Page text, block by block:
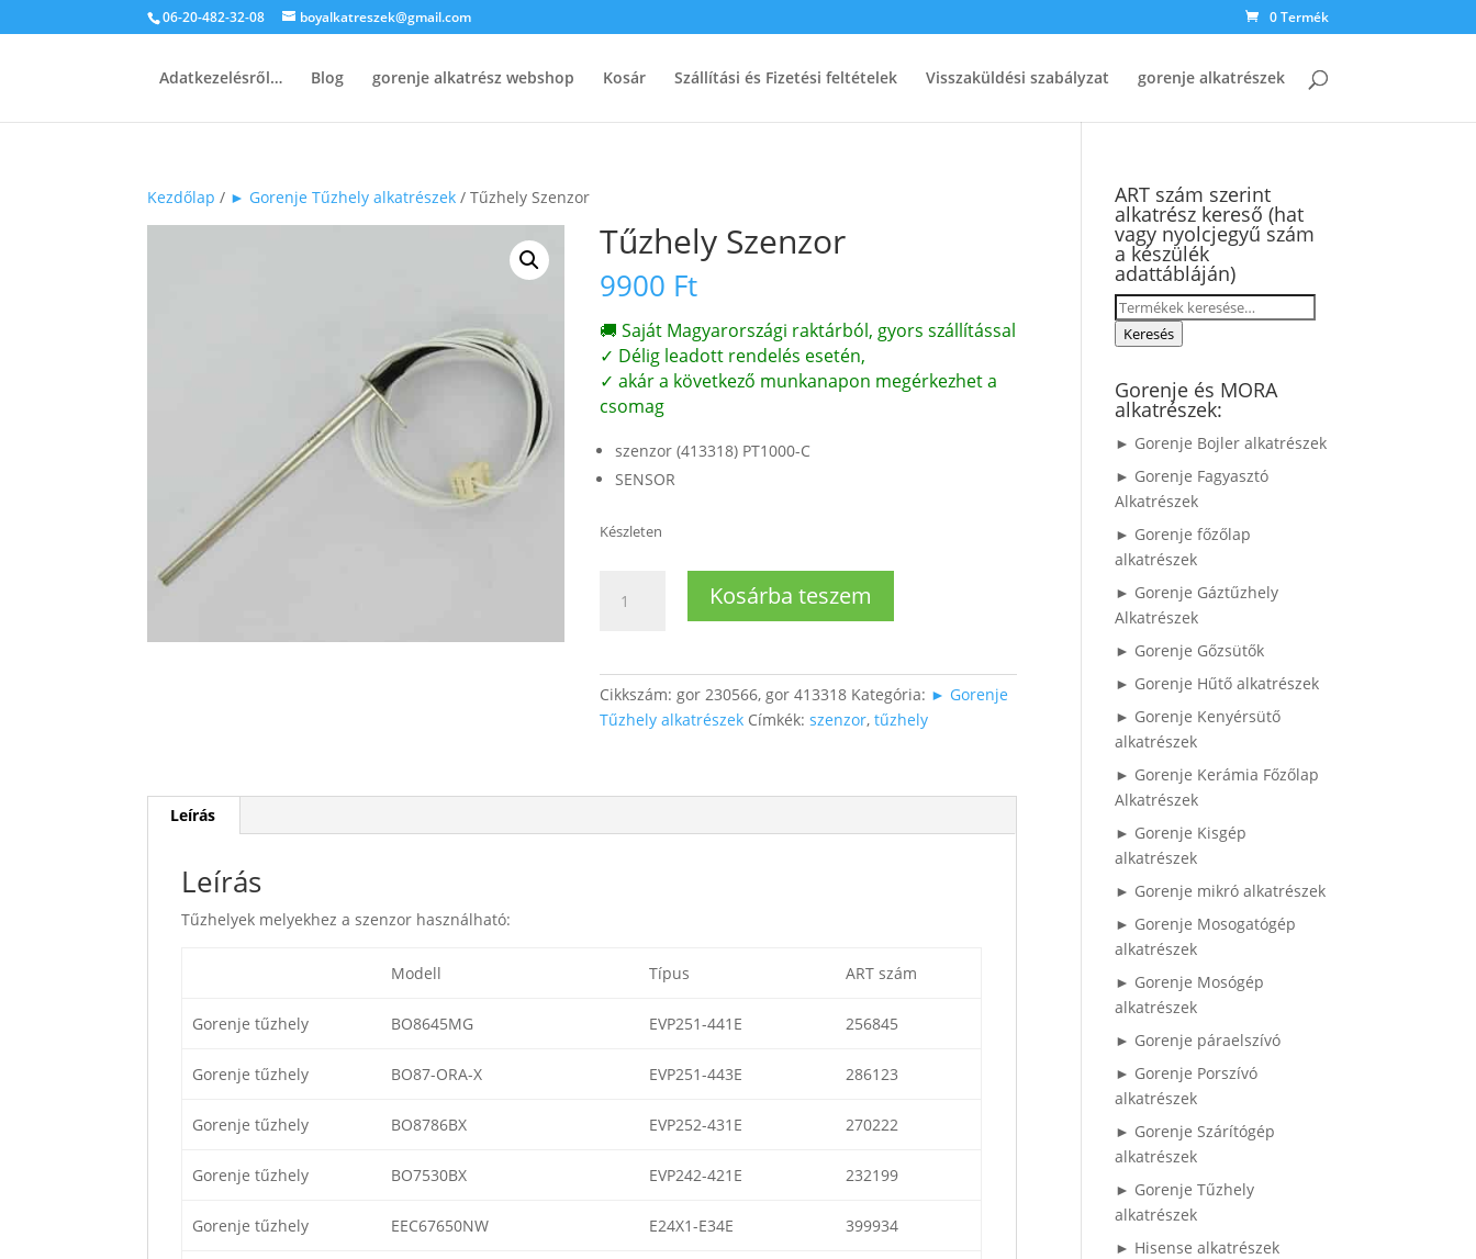
06-20-482-32-08 boyalkatreszek@gmail.com 0 Termék
Adatkezelésről… Blog gorenje alkatrész webshop Kosár Szállítási és Fizetési feltételek Visszaküldési szabályzat gorenje alkatrészek
Kezdőlap / ► Gorenje Tűzhely alkatrészek / Tűzhely Szenzor
Tűzhely Szenzor
9900 Ft
🚚 Saját Magyarországi raktárból, gyors szállítással
✓ Délig leadott rendelés esetén,
✓ akár a következő munkanapon megérkezhet a
csomag
szenzor (413318) PT1000-C
SENSOR
Készleten
Szenzor
Kosárba teszem
Cikkszám:gor 230566, gor 413318 Kategória: ► Gorenje
Tűzhely alkatrészek Címkék:szenzor,tűzhely
Leírás
Leírás
Tűzhelyek melyekhez a szenzor használható:
Modell Típus ART szám
Gorenje tűzhely BO8645MG EVP251-441E 256845
Gorenje tűzhely BO87-ORA-X EVP251-443E 286123
Gorenje tűzhely BO8786BX EVP252-431E 270222
Gorenje tűzhely BO7530BX EVP242-421E 232199
Gorenje tűzhely EEC67650NW E24X1-E34E 399934
ART szám szerint
alkatrész kereső (hat
vagy nyolcjegyű szám
a készülék
adattábláján)
Keresés
a Keresés
Gorenje és MORA
alkatrészek:
► Gorenje Bojler alkatrészek
► Gorenje Fagyasztó
Alkatrészek
► Gorenje főzőlap
alkatrészek
► Gorenje Gáztűzhely
Alkatrészek
► Gorenje Gőzsütők
► Gorenje Hűtő alkatrészek
► Gorenje Kenyérsütő
alkatrészek
► Gorenje Kerámia Főzőlap
Alkatrészek
► Gorenje Kisgép
alkatrészek
► Gorenje mikró alkatrészek
► Gorenje Mosogatógép
alkatrészek
► Gorenje Mosógép
alkatrészek
► Gorenje páraelszívó
► Gorenje Porszívó
alkatrészek
► Gorenje Szárítógép
alkatrészek
► Gorenje Tűzhely
alkatrészek
► Hisense alkatrészek